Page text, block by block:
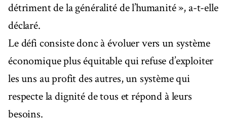
détriment de la généralité de l’humanité », a-t-elle
déclaré.
Le défi consiste donc à évoluer vers un système
économique plus équitable qui refuse d’exploiter
les uns au profit des autres, un système qui
respecte la dignité de tous et répond à leurs
besoins.